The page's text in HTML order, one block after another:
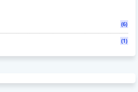
(6)
(1)